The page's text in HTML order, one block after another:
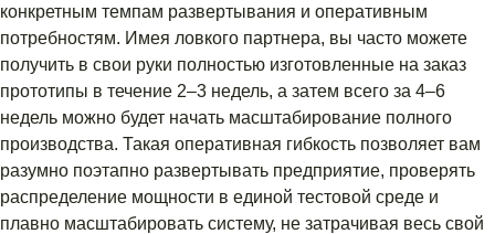
конкретным темпам развертывания и оперативным
потребностям. Имея ловкого партнера, вы часто можете
получить в свои руки полностью изготовленные на заказ
прототипы в течение 2–3 недель, а затем всего за 4–6
недель можно будет начать масштабирование полного
производства. Такая оперативная гибкость позволяет вам
разумно поэтапно развертывать предприятие, проверять
распределение мощности в единой тестовой среде и
плавно масштабировать систему, не затрачивая весь свой